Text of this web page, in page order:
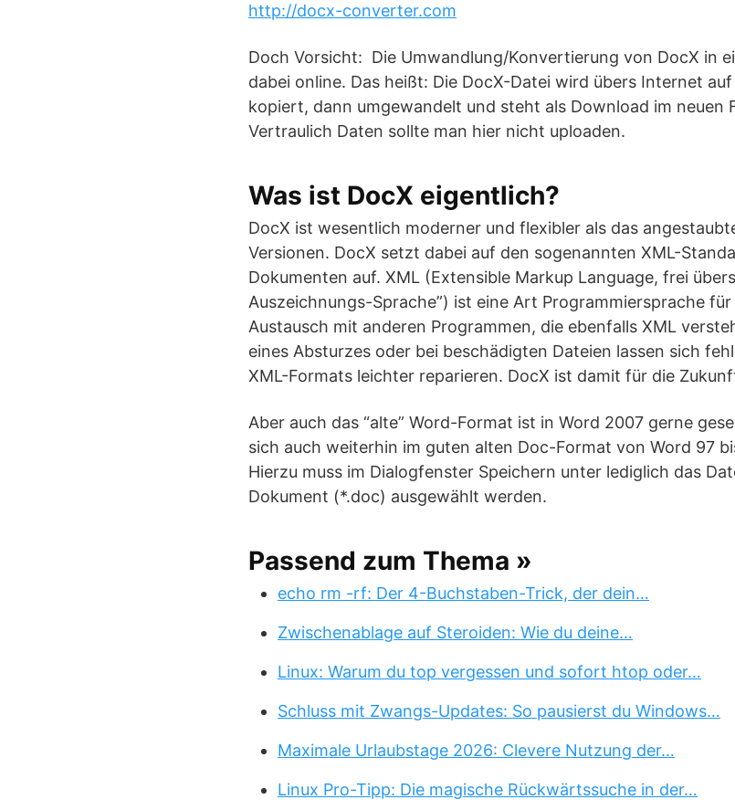
http://docx-converter.com
Doch Vorsicht: Die Umwandlung/Konvertierung von DocX in
dabei online. Das heißt: Die DocX-Datei wird übers Internet
kopiert, dann umgewandelt und steht als Download im neuen
Vertraulich Daten sollte man hier nicht uploaden.
Was ist DocX eigentlich?
DocX ist wesentlich moderner und flexibler als das
Versionen. DocX setzt dabei auf den sogenannten XML-
Dokumenten auf. XML (Extensible Markup Language, frei
Auszeichnungs-Sprache”) ist eine Art Programmiersprache
Austausch mit anderen Programmen, die ebenfalls XML
eines Absturzes oder bei beschädigten Dateien lassen sich
XML-Formats leichter reparieren. DocX ist damit für die
Aber auch das “alte” Word-Format ist in Word 2007 gerne
sich auch weiterhin im guten alten Doc-Format von Word 97
Hierzu muss im Dialogfenster Speichern unter lediglich das
Dokument (*.doc) ausgewählt werden.
Passend zum Thema »
echo rm -rf: Der 4-Buchstaben-Trick, der dein…
Zwischenablage auf Steroiden: Wie du deine…
Linux: Warum du top vergessen und sofort htop oder…
Schluss mit Zwangs-Updates: So pausierst du Windows…
Maximale Urlaubstage 2026: Clevere Nutzung der…
Linux Pro-Tipp: Die magische Rückwärtssuche in der…